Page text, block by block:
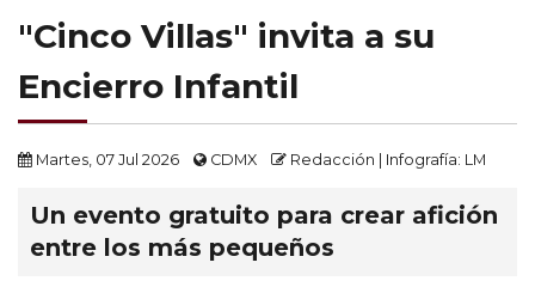
"Cinco Villas" invita a su
Encierro Infantil
Martes, 07 Jul 2026 CDMX Redacción | Infografía: LM
Un evento gratuito para crear afición
entre los más pequeños